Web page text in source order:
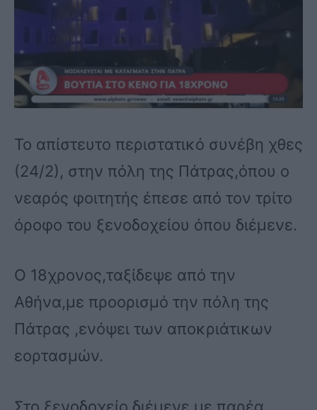
Το απίστευτο περιστατικό συνέβη χθες
(24/2), στην πόλη της Πάτρας,όπου ο
νεαρός φοιτητής έπεσε από τον τρίτο
όροφο του ξενοδοχείου όπου διέμενε.
Ο 18χρονος,ταξίδεψε από την
Αθήνα,με προορισμό την πόλη της
Πάτρας ,ενόψει των αποκριάτικων
εορτασμών.